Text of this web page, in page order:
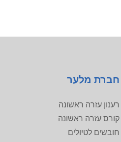
חברת מלער
רענון עזרה ראשונה
קורס עזרה ראשונה
חובשים לטיולים